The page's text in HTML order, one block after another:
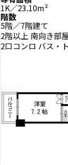
1K／23.10m²
階数
5階／7階建て
2階以上 南向き部
2口コンロ バス・